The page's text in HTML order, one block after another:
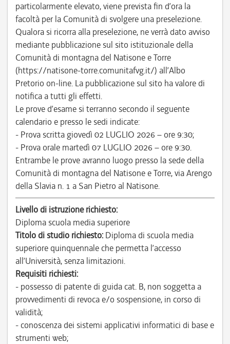
particolarmente elevato, viene prevista fin d’ora la
facoltà per la Comunità di svolgere una preselezione.
Qualora si ricorra alla preselezione, ne verrà dato avviso
mediante pubblicazione sul sito istituzionale della
Comunità di montagna del Natisone e Torre
(https://natisone-torre.comunitafvg.it/) all’Albo
Pretorio on-line. La pubblicazione sul sito ha valore di
notifica a tutti gli effetti.
Le prove d’esame si terranno secondo il seguente
calendario e presso le sedi indicate:
- Prova scritta giovedì 02 LUGLIO 2026 – ore 9:30;
- Prova orale martedì 07 LUGLIO 2026 – ore 9:30.
Entrambe le prove avranno luogo presso la sede della
Comunità di montagna del Natisone e Torre, via Arengo
della Slavia n. 1 a San Pietro al Natisone.
Livello di istruzione richiesto:
Diploma scuola media superiore
Titolo di studio richiesto: Diploma di scuola media
superiore quinquennale che permetta l’accesso
all’Università, senza limitazioni.
Requisiti richiesti:
- possesso di patente di guida cat. B, non soggetta a
provvedimenti di revoca e/o sospensione, in corso di
validità;
- conoscenza dei sistemi applicativi informatici di base e
strumenti web;